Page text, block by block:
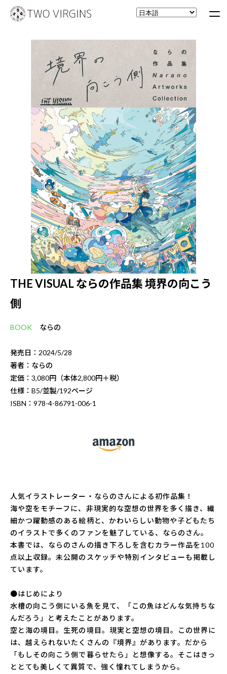
THE VISUAL ならの作品集 境界の向こう
側
BOOK ならの
発売日：2024/5/28
著者：ならの
定価：3,080円（本体2,800円＋税）
仕様：B5/並製/192ページ
ISBN：978-4-86791-006-1
人気イラストレーター・ならのさんによる初作品集！
海や空をモチーフに、非現実的な空想の世界を多く描き、繊
細かつ躍動感のある絵柄と、かわいらしい動物や子どもたち
のイラストで多くのファンを魅了している、ならのさん。
本書では、ならのさんの描き下ろしを含むカラー作品を100
点以上収録。未公開のスケッチや特別インタビューも掲載し
ています。
●はじめにより
水槽の向こう側にいる魚を見て、「この魚はどんな気持ちな
んだろう」と考えたことがあります。
空と海の境目。生死の境目。現実と空想の境目。この世界に
は、越えられないたくさんの『境界』があります。だから
「もしその向こう側で暮らせたら」と想像する。そこはきっ
ととても美しくて異質で、強く憧れてしまうから。